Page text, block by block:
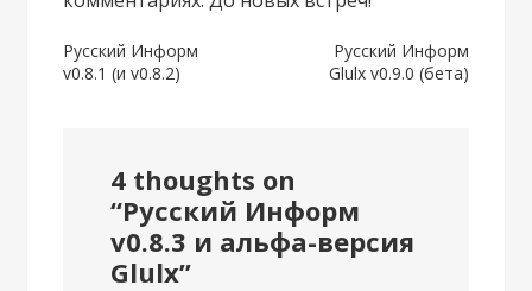
Навигация
Русский Информ
v0.8.1 (и v0.8.2)
Русский Информ
Glulx v0.9.0 (бета)
4 thoughts on
“Русский Информ
v0.8.3 и альфа-версия
Glulx”